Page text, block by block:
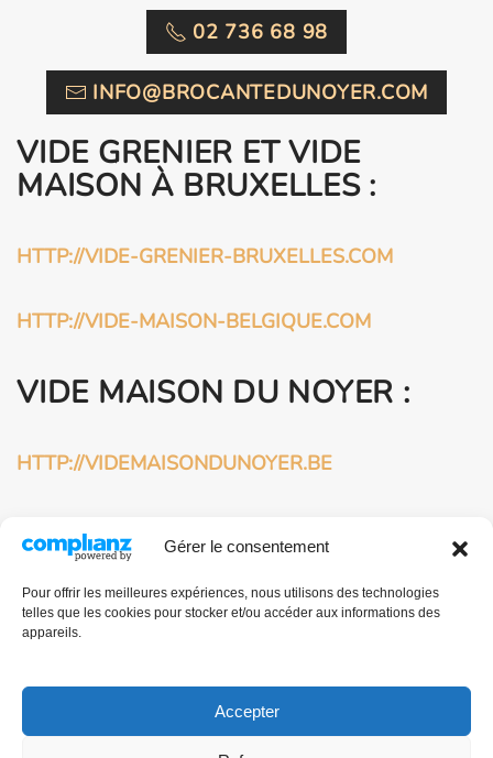
Gérer le consentement
Pour offrir les meilleures expériences, nous utilisons des technologies
telles que les cookies pour stocker et/ou accéder aux informations des
appareils.
Accepter
02 736 68 98
INFO@BROCANTEDUNOYER.COM
VIDE GRENIER ET VIDE
MAISON À BRUXELLES :
HTTP://VIDE-GRENIER-BRUXELLES.COM
HTTP://VIDE-MAISON-BELGIQUE.COM
VIDE MAISON DU NOYER :
HTTP://VIDEMAISONDUNOYER.BE
HTTP://VIDEMAISONDUNOYER.COM
BROCANTEUR
PROFESSIONNEL À
HTTP://BROCANTE-BRUXELLES.COM